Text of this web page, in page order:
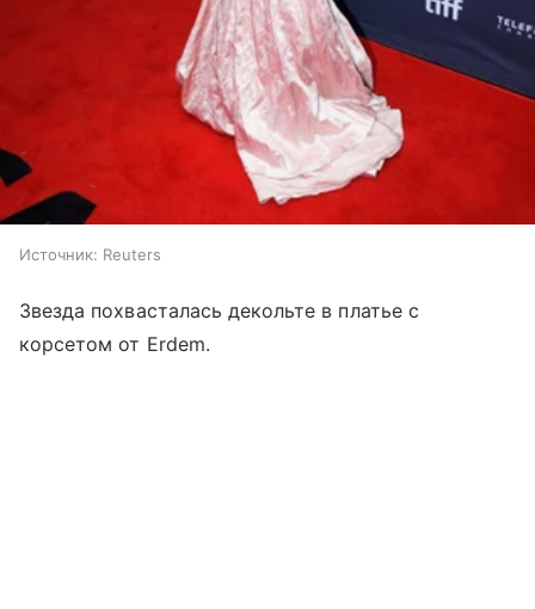
Источник: Reuters
Звезда похвасталась декольте в платье с
корсетом от Erdem.